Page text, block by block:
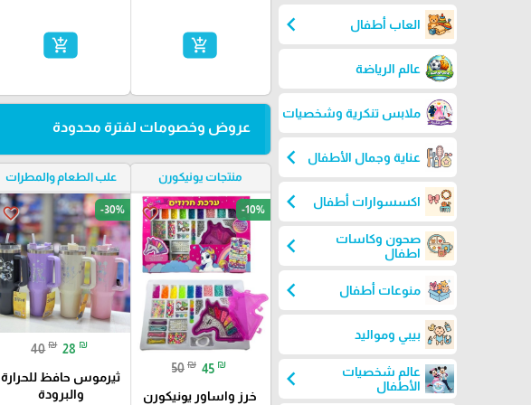
العاب أطفال chevron_left
عالم الرياضة
ملابس تنكرية وشخصيات
عناية وجمال الأطفال chevron_left
اكسسوارات أطفال chevron_left
صحون وكاسات
اطفال
chevron_left
منوعات أطفال chevron_left
بيبي ومواليد
عالم شخصيات
الأطفال
chevron_left
add_shopping_cart
add_shopping_cart
عروض وخصومات لفترة محدودة
منتجات يونيكورن
favorite_border -10%
50 ₪ 45 ₪
خرز واساور يونيكورن
علب الطعام والمطرات
favorite_border -30%
40 ₪ 28 ₪
ثيرموس حافظ للحرارة
والبرودة